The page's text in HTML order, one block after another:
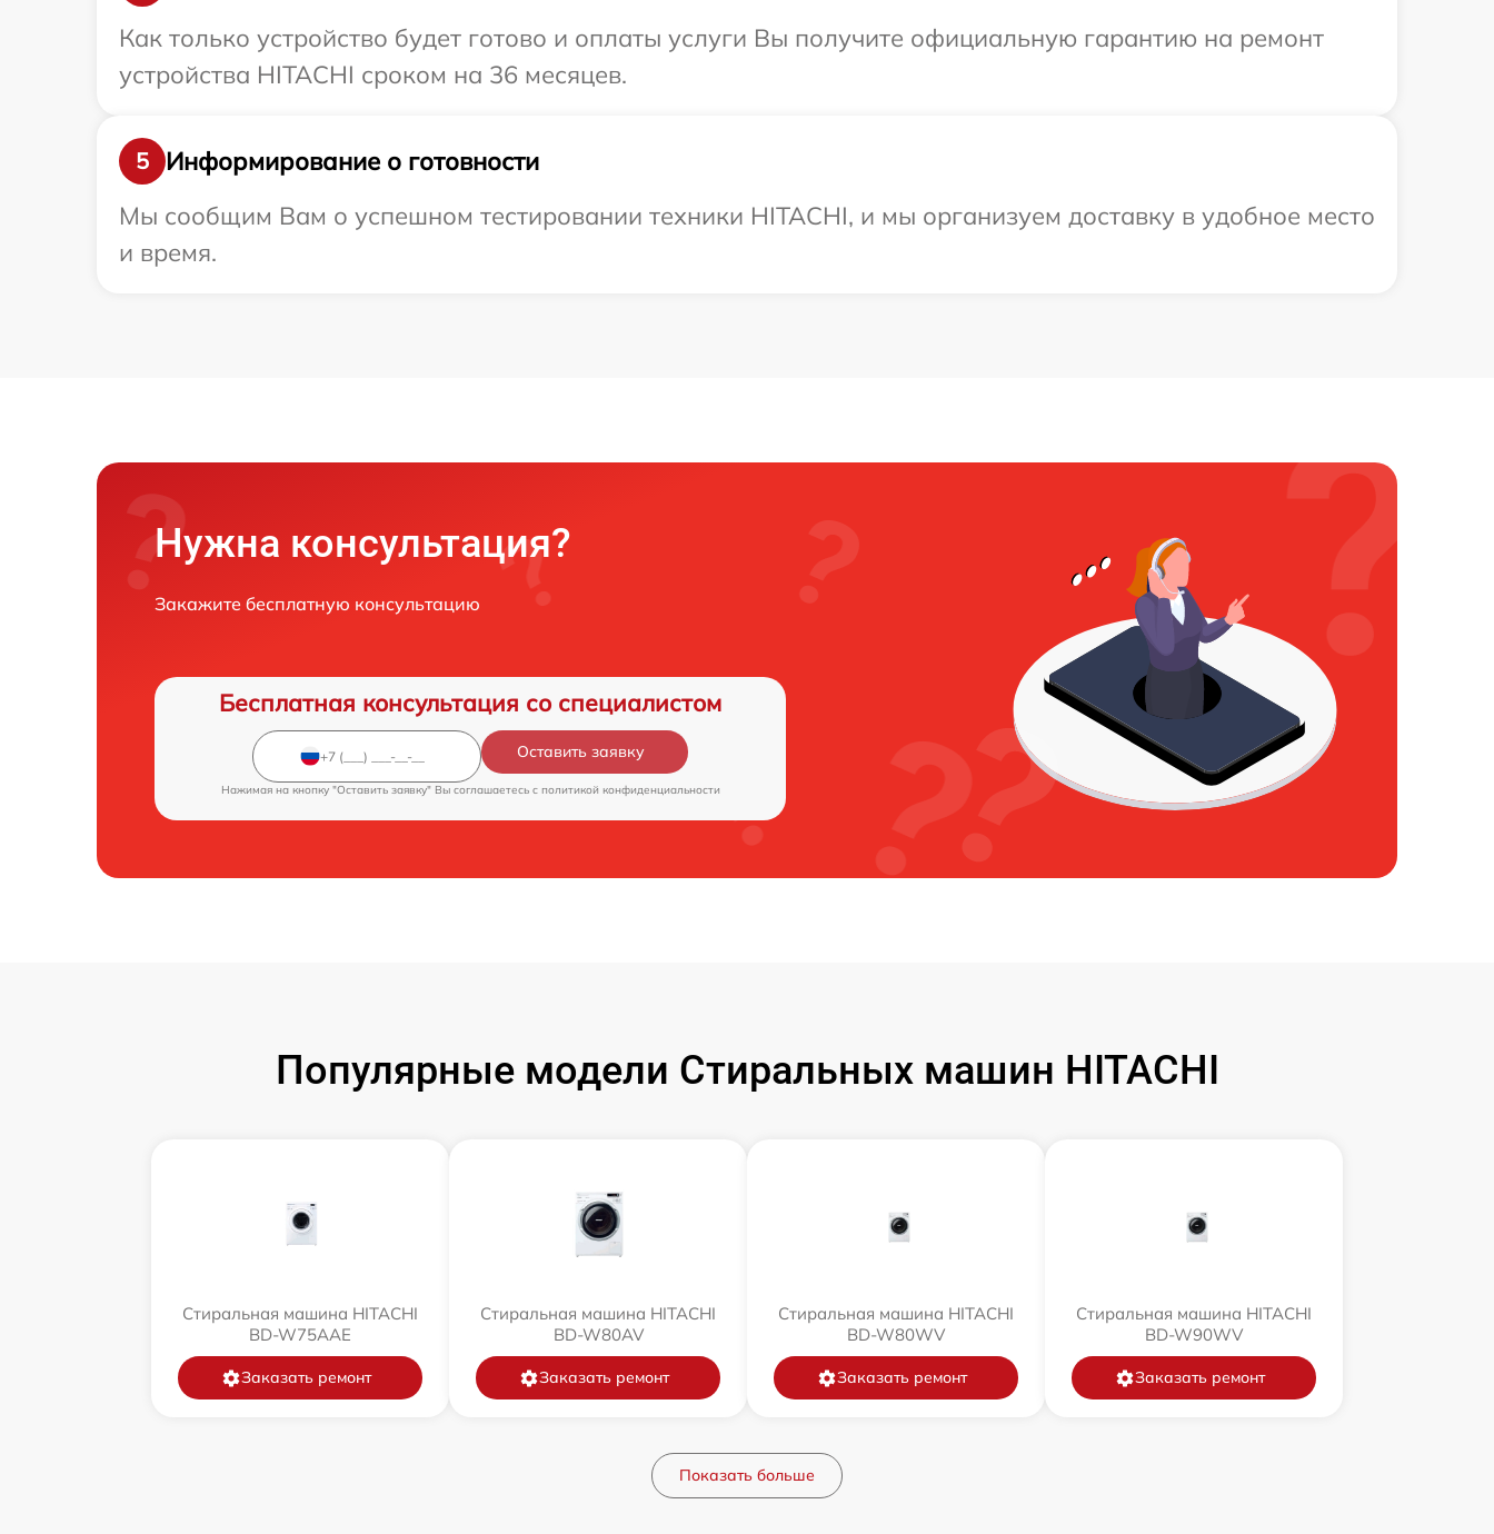
Как только устройство будет готово и оплаты услуги Вы получите официальную гарантию на ремонт
устройства HITACHI сроком на 36 месяцев.
5
Информирование о готовности
Мы сообщим Вам о успешном тестировании техники HITACHI, и мы организуем доставку в удобное место
и время.
Нужна консультация?
Закажите бесплатную консультацию
Бесплатная консультация со специалистом
Оставить заявку
Нажимая на кнопку "Оставить заявку" Вы соглашаетесь c политикой конфиденциальности
Популярные модели Стиральных машин HITACHI
Стиральная машина HITACHI
BD-W75AAE
Заказать ремонт
Стиральная машина HITACHI
BD-W80AV
Заказать ремонт
Стиральная машина HITACHI
BD-W80WV
Заказать ремонт
Стиральная машина HITACHI
BD-W90WV
Заказать ремонт
Показать больше